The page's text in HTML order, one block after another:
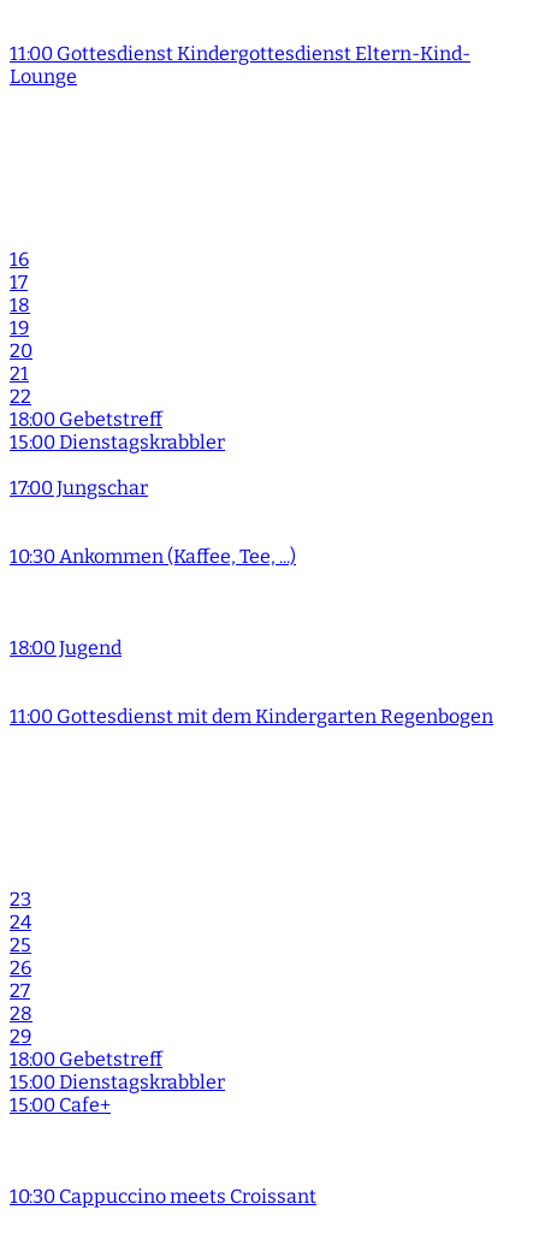
11:00 Gottesdienst Kindergottesdienst Eltern-Kind-
Lounge
16
17
18
19
20
21
22
18:00 Gebetstreff
15:00 Dienstagskrabbler
17:00 Jungschar
10:30 Ankommen (Kaffee, Tee, ...)
18:00 Jugend
11:00 Gottesdienst mit dem Kindergarten Regenbogen
23
24
25
26
27
28
29
18:00 Gebetstreff
15:00 Dienstagskrabbler
15:00 Cafe+
10:30 Cappuccino meets Croissant